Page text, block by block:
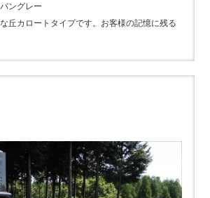
ングレー
丘カロートタイプです。お客様の記憶に残る